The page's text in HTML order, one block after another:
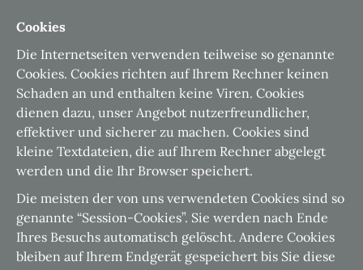
Cookies
Die Internetseiten verwenden teilweise so genannte
Cookies. Cookies richten auf Ihrem Rechner keinen
Schaden an und enthalten keine Viren. Cookies
dienen dazu, unser Angebot nutzerfreundlicher,
effektiver und sicherer zu machen. Cookies sind
kleine Textdateien, die auf Ihrem Rechner abgelegt
werden und die Ihr Browser speichert.
Die meisten der von uns verwendeten Cookies sind so
genannte “Session-Cookies”. Sie werden nach Ende
Ihres Besuchs automatisch gelöscht. Andere Cookies
bleiben auf Ihrem Endgerät gespeichert bis Sie diese